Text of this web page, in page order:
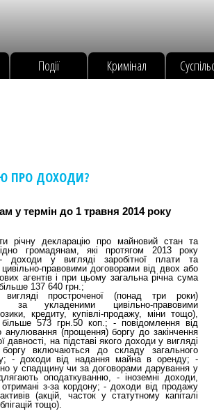
Події Кримінал
ПРО ДОХОДИ?
у термін до 1 травня 2014 року
річну декларацію про майновий стан та
громадянам, які протягом 2013 року
доходи у вигляді заробітної плати та
правовими договорами від двох або
агентів і при цьому загальна річна сума
137 640 грн.;
простроченої (понад три роки)
за укладеними цивільно-правовими
кредиту, купівлі-продажу, міни тощо),
573 грн.50 коп.; - повідомлення від
анулювання (прощення) боргу до закінчення
давності, на підставі якого доходи у вигляді
боргу включаються до складу загального
- доходи від надання майна в оренду; -
у спадщину чи за договорами дарування у
оподаткуванню, - іноземні доходи,
з-за кордону; - доходи від продажу
(акцій, часток у статутному капіталі
тощо).